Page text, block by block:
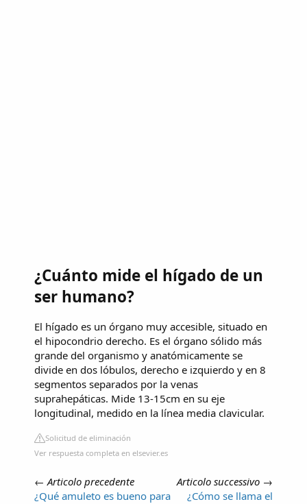
¿Cuánto mide el hígado de un
ser humano?
El hígado es un órgano muy accesible, situado en
el hipocondrio derecho. Es el órgano sólido más
grande del organismo y anatómicamente se
divide en dos lóbulos, derecho e izquierdo y en 8
segmentos separados por la venas
suprahepáticas. Mide 13-15cm en su eje
longitudinal, medido en la línea media clavicular.
Solicitud de eliminación
Ver respuesta completa en elsevier.es
←Articolo precedente
¿Qué amuleto es bueno para
Articolo successivo →
¿Cómo se llama el